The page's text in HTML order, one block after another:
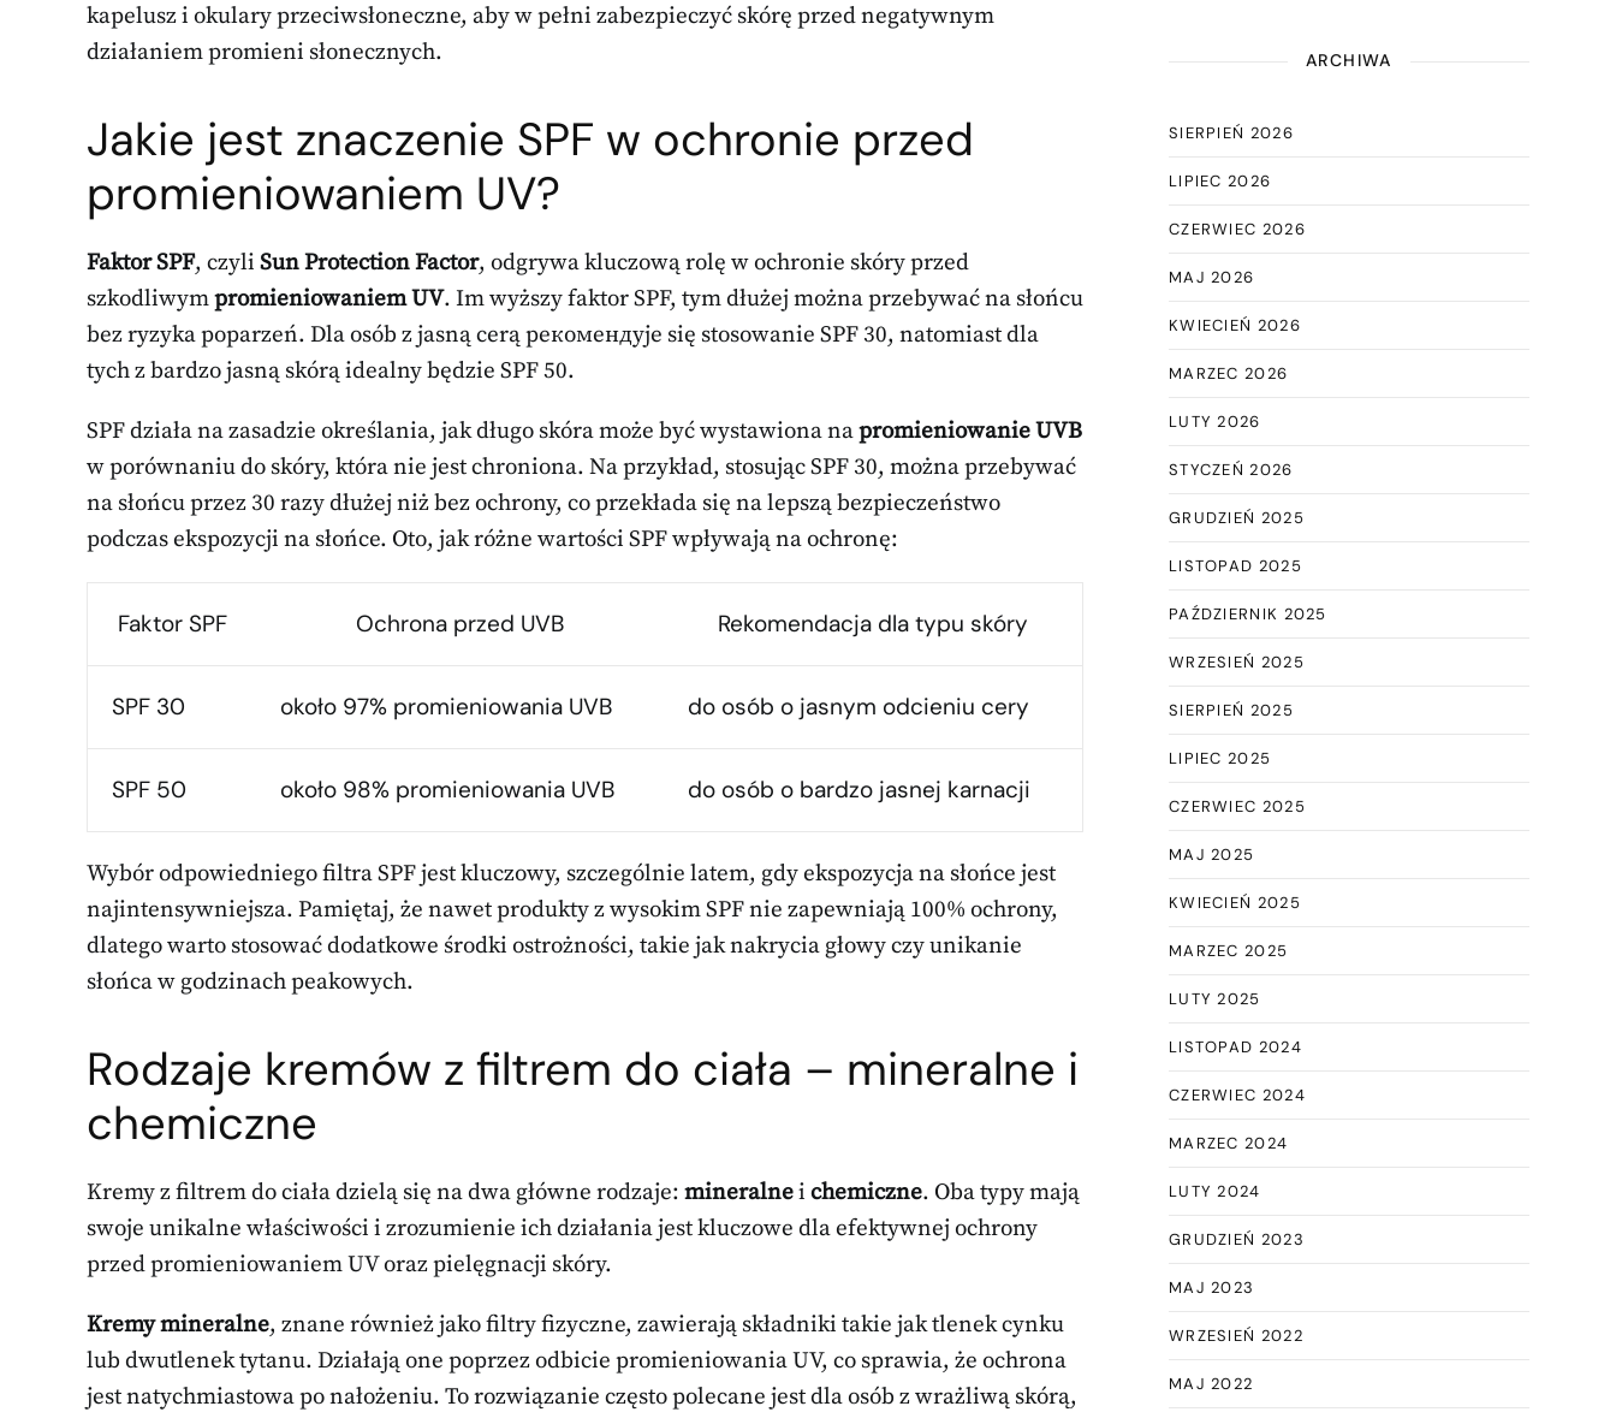
kapelusz i okulary przeciwsłoneczne, aby w pełni zabezpieczyć skórę przed negatywnym
działaniem promieni słonecznych.
Jakie jest znaczenie SPF w ochronie przed
promieniowaniem UV?
Faktor SPF, czyli Sun Protection Factor, odgrywa kluczową rolę w ochronie skóry przed
szkodliwympromieniowaniem UV. Im wyższy faktor SPF, tym dłużej można przebywać na słońcu
bez ryzyka poparzeń. Dla osób z jasną cerą рекомендуje się stosowanie SPF 30, natomiast dla
tych z bardzo jasną skórą idealny będzie SPF 50.
SPF działa na zasadzie określania, jak długo skóra może być wystawiona napromieniowanie UVB
w porównaniu do skóry, która nie jest chroniona. Na przykład, stosując SPF 30, można przebywać
na słońcu przez 30 razy dłużej niż bez ochrony, co przekłada się na lepszą bezpieczeństwo
podczas ekspozycji na słońce. Oto, jak różne wartości SPF wpływają na ochronę:
Faktor SPF Ochrona przed UVB Rekomendacja dla typu skóry
SPF 30 około 97% promieniowania UVB do osób o jasnym odcieniu cery
SPF 50 około 98% promieniowania UVB do osób o bardzo jasnej karnacji
Wybór odpowiedniego filtra SPF jest kluczowy, szczególnie latem, gdy ekspozycja na słońce jest
najintensywniejsza. Pamiętaj, że nawet produkty z wysokim SPF nie zapewniają 100% ochrony,
dlatego warto stosować dodatkowe środki ostrożności, takie jak nakrycia głowy czy unikanie
słońca w godzinach peakowych.
Rodzaje kremów z filtrem do ciała – mineralne i
chemiczne
Kremy z filtrem do ciała dzielą się na dwa główne rodzaje: mineralnei chemiczne. Oba typy mają
swoje unikalne właściwości i zrozumienie ich działania jest kluczowe dla efektywnej ochrony
przed promieniowaniem UV oraz pielęgnacji skóry.
Kremy mineralne, znane również jako filtry fizyczne, zawierają składniki takie jak tlenek cynku
lub dwutlenek tytanu. Działają one poprzez odbicie promieniowania UV, co sprawia, że ochrona
jest natychmiastowa po nałożeniu. To rozwiązanie często polecane jest dla osób z wrażliwą skórą,
ARCHIWA
SIERPIEŃ 2026
LIPIEC 2026
CZERWIEC 2026
MAJ 2026
KWIECIEŃ 2026
MARZEC 2026
LUTY 2026
STYCZEŃ 2026
GRUDZIEŃ 2025
LISTOPAD 2025
PAŹDZIERNIK 2025
WRZESIEŃ 2025
SIERPIEŃ 2025
LIPIEC 2025
CZERWIEC 2025
MAJ 2025
KWIECIEŃ 2025
MARZEC 2025
LUTY 2025
LISTOPAD 2024
CZERWIEC 2024
MARZEC 2024
LUTY 2024
GRUDZIEŃ 2023
MAJ 2023
WRZESIEŃ 2022
MAJ 2022